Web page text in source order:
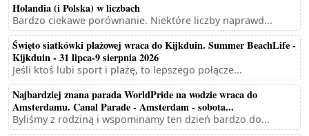
Holandia (i Polska) w liczbach
Bardzo ciekawe porównanie. Niektóre liczby naprawd...
Święto siatkówki plażowej wraca do Kijkduin. Summer BeachLife -
Kijkduin - 31 lipca-9 sierpnia 2026
Jeśli ktoś lubi sport i plażę, to lepszego połącze...
Najbardziej znana parada WorldPride na wodzie wraca do
Amsterdamu. Canal Parade - Amsterdam - sobota...
Byliśmy z rodziną i wspominamy ten dzień bardzo do...